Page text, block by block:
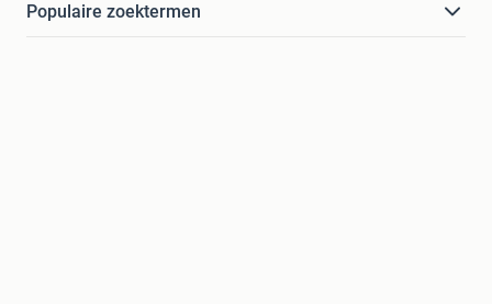
Populaire zoektermen